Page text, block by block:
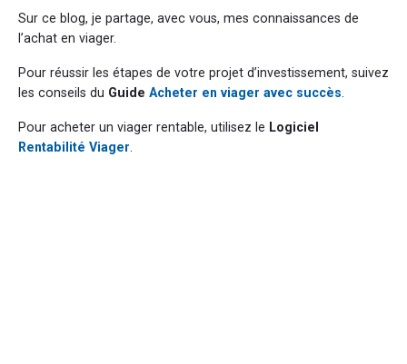
Sur ce blog, je partage, avec vous, mes connaissances de
l’achat en viager.
Pour réussir les étapes de votre projet d’investissement, suivez
les conseils du Guide Acheter en viager avec succès.
Pour acheter un viager rentable, utilisez le Logiciel
Rentabilité Viager.